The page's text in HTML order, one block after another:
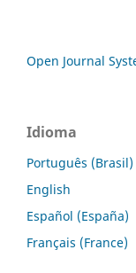
Open Journal
Idioma
Português (Brasil)
English
Español (España)
Français (France)